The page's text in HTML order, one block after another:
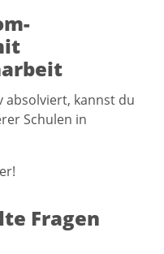
absolviert, kannst du
Schulen in
Fragen